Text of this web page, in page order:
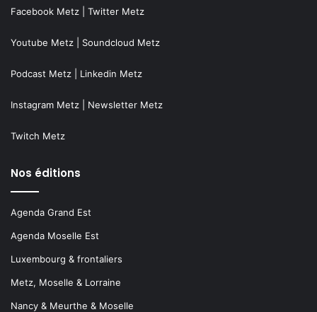
Facebook Metz Twitter Metz
Youtube Metz Soundcloud Metz
Podcast Metz Linkedin Metz
Instagram Metz Newsletter Metz
Twitch Metz
Nos éditions
Agenda Grand Est
Agenda Moselle Est
Luxembourg & frontaliers
Metz, Moselle & Lorraine
Nancy & Meurthe & Moselle